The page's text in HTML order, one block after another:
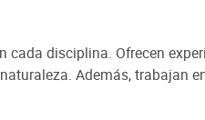
disciplina. Ofrecen
Además, trabajan